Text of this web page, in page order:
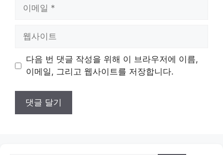
트
다음 번 댓글 작성을 위해 이 브라우저에 이름,
이메일, 그리고 웹사이트를 저장합니다.